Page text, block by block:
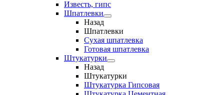
Известь, гипс
Шпатлевки
Назад
Шпатлевки
Сухая шпатлевка
Готовая шпатлевка
Штукатурки
Назад
Штукатурки
Штукатурка Гипсовая